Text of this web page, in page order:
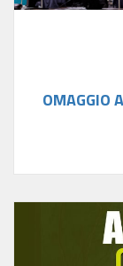
OMAGGIO